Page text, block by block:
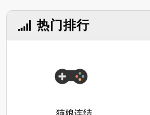
热门排行